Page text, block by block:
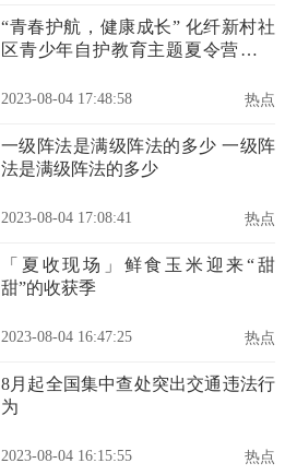
“青春护航，健康成长” 化纤新村社
区青少年自护教育主题夏令营圆满
2023-08-04 17:48:58 热点
一级阵法是满级阵法的多少 一级阵
法是满级阵法的多少
2023-08-04 17:08:41 热点
「夏收现场」鲜食玉米迎来“甜
甜”的收获季
2023-08-04 16:47:25 热点
8月起全国集中查处突出交通违法行
为
2023-08-04 16:15:55 热点